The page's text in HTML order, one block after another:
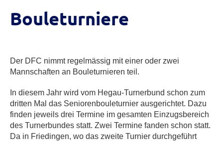
Bouleturniere
Der DFC nimmt regelmässig mit einer oder zwei
Mannschaften an Bouleturnieren teil.
In diesem Jahr wird vom Hegau-Turnerbund schon zum
dritten Mal das Seniorenbouleturnier ausgerichtet. Dazu
finden jeweils drei Termine im gesamten Einzugsbereich
des Turnerbundes statt. Zwei Termine fanden schon statt.
Da in Friedingen, wo das zweite Turnier durchgeführt